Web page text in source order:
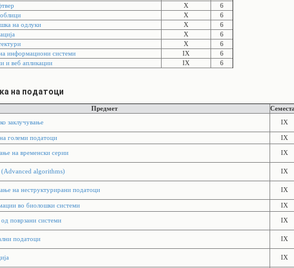
X
6
X
6
на одлуки X
6
X
6
X
6
информациони системи IX
6
и веб апликации IX 6
на податоци
Предмет
заклучување IX
големи податоци IX
на временски серии IX
algorithms) IX
на неструктурирани податоци IX
во биолошки системи IX
поврзани системи IX
податоци IX
IX